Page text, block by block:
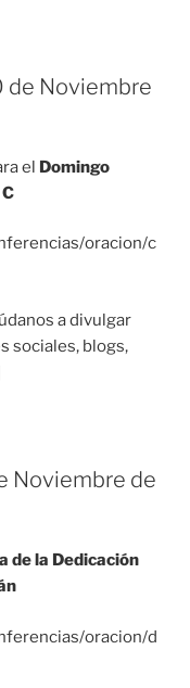
de Noviembre
el Domingo
oracion/c
a divulgar
sociales, blogs,
Noviembre de
de la Dedicación
oracion/d